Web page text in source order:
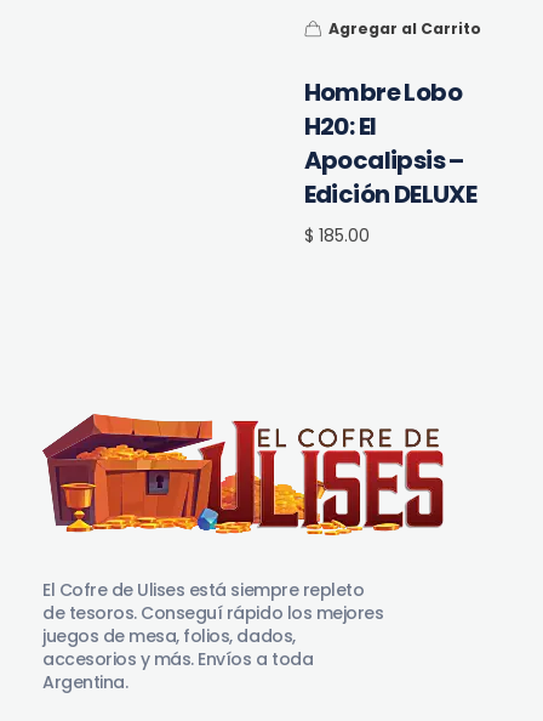
Hombre Lobo
H20: El
Apocalipsis –
Edición DELUXE
$ 185.00
Agregar al Carrito
El Cofre de Ulises está siempre repleto
de tesoros. Conseguí rápido los mejores
juegos de mesa, folios, dados,
accesorios y más. Envíos a toda
Argentina.